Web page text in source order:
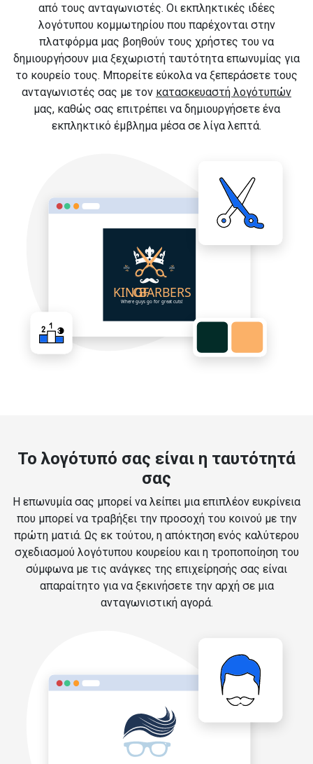
από τους ανταγωνιστές. Οι εκπληκτικές ιδέες
λογότυπου κομμωτηρίου που παρέχονται στην
πλατφόρμα μας βοηθούν τους χρήστες του να
δημιουργήσουν μια ξεχωριστή ταυτότητα επωνυμίας για
το κουρείο τους. Μπορείτε εύκολα να ξεπεράσετε τους
ανταγωνιστές σας με τον κατασκευαστή λογότυπών
μας, καθώς σας επιτρέπει να δημιουργήσετε ένα
εκπληκτικό έμβλημα μέσα σε λίγα λεπτά.
Το λογότυπό σας είναι η ταυτότητά
σας
Η επωνυμία σας μπορεί να λείπει μια επιπλέον ευκρίνεια
που μπορεί να τραβήξει την προσοχή του κοινού με την
πρώτη ματιά. Ως εκ τούτου, η απόκτηση ενός καλύτερου
σχεδιασμού λογότυπου κουρείου και η τροποποίηση του
σύμφωνα με τις ανάγκες της επιχείρησής σας είναι
απαραίτητο για να ξεκινήσετε την αρχή σε μια
ανταγωνιστική αγορά.